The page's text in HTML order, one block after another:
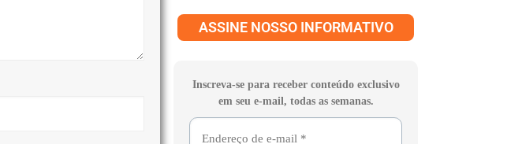
ASSINE NOSSO INFORMATIVO
Inscreva-se para receber conteúdo exclusivo
em seu e-mail, todas as semanas.